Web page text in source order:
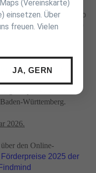
Höhe von 4.000 Euro
von jeweils 1.500
der WLSB-
foerderung
Sportvereine mit
Württemberg.
2026.
den Online-
Förderpreise 2025 der
(Vereinskarte)
einsetzen. Über
freuen. Vielen
JA, GERN